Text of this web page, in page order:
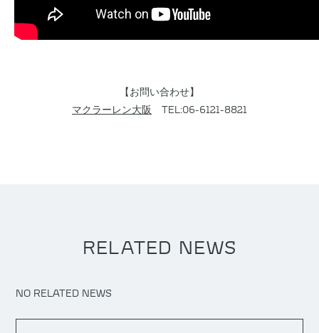
【お問い合わせ】
マクラーレン大阪
TEL:06-6121-8821
RELATED NEWS
NO RELATED NEWS